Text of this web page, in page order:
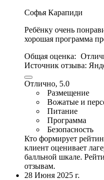
Софья Карапиди
Ребёнку очень
хорошая программа
Общая оценка:
Источник отзыва:
Отлично, 5.0
Размещение
Вожатые и
Питание
Программа
Безопасность
Кто формирует
клиент оценивает
балльной шкале.
отзывам.
28 Июня 2025 г.